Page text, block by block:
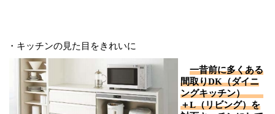
・キッチンの見た目をきれいに
一昔前に多くある
間取りDK（ダイニ
ングキッチン）
＋L（リビング）を